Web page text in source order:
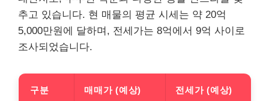
추고 있습니다. 현 매물의 평균 시세는 약 20억
5,000만원에 달하며, 전세가는 8억에서 9억 사이로
조사되었습니다.
구분 매매가 (예상) 전세가 (예상)